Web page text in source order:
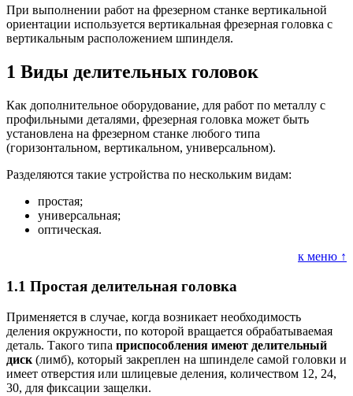
При выполнении работ на фрезерном станке вертикальной
ориентации используется вертикальная фрезерная головка с
вертикальным расположением шпинделя.
1 Виды делительных головок
Как дополнительное оборудование, для работ по металлу с
профильными деталями, фрезерная головка может быть
установлена на фрезерном станке любого типа
(горизонтальном, вертикальном, универсальном).
Разделяются такие устройства по нескольким видам:
простая;
универсальная;
оптическая.
к меню ↑
1.1 Простая делительная головка
Применяется в случае, когда возникает необходимость
деления окружности, по которой вращается обрабатываемая
деталь. Такого типа приспособления имеют делительный
диск (лимб), который закреплен на шпинделе самой головки и
имеет отверстия или шлицевые деления, количеством 12, 24,
30, для фиксации защелки.